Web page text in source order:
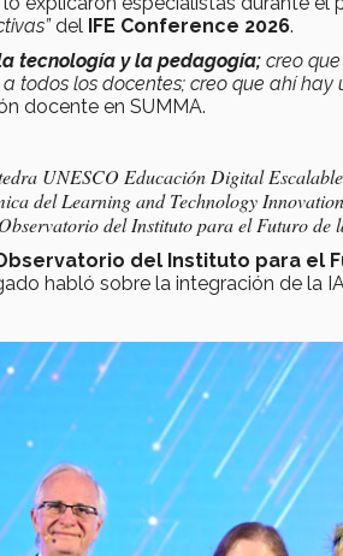
del IFE Conference 2026.
tecnología y la pedagogía; creo
a todos los docentes; creo que ahí hay
docente en SUMMA.
UNESCO Educación Digital
del Learning and Technology
Observatorio del Instituto para el Futuro de
del Instituto para el
habló sobre la integración de la